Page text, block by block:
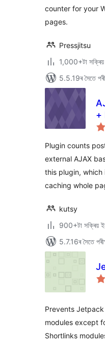
counter for your
pages.
Pressjitsu
1,000+টা সক্ৰিয়
5.5.19ৰ সৈতে
+
Plugin counts
external AJAX
this plugin, which
caching whole
kutsy
900+টা সক্ৰিয়
5.7.16ৰ সৈতে
Prevents
modules except
Shortlinks